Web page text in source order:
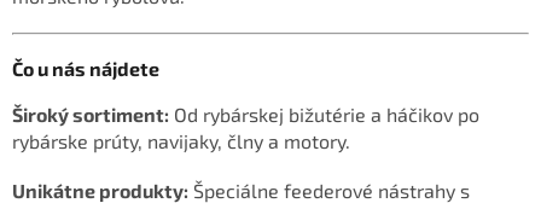
Čo u nás nájdete
Široký sortiment: Od rybárskej bižutérie a háčikov po
rybárske prúty, navijaky, člny a motory.
Unikátne produkty: Špeciálne feederové nástrahy s